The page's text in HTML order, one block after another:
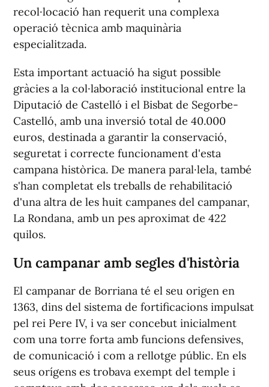
recol·locació han requerit una complexa
operació tècnica amb maquinària
especialitzada.
Esta important actuació ha sigut possible
gràcies a la col·laboració institucional entre la
Diputació de Castelló i el Bisbat de Segorbe-
Castelló, amb una inversió total de 40.000
euros, destinada a garantir la conservació,
seguretat i correcte funcionament d'esta
campana històrica. De manera paral·lela, també
s'han completat els treballs de rehabilitació
d'una altra de les huit campanes del campanar,
La Rondana, amb un pes aproximat de 422
quilos.
Un campanar amb segles d'història
El campanar de Borriana té el seu origen en
1363, dins del sistema de fortificacions impulsat
pel rei Pere IV, i va ser concebut inicialment
com una torre forta amb funcions defensives,
de comunicació i com a rellotge públic. En els
seus orígens es trobava exempt del temple i